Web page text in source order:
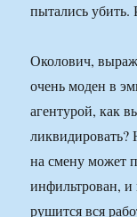
пытались убить.
Околович,
очень моден в
агентурой, как
ликвидировать?
на смену может
инфильтрован, и
рушится вся